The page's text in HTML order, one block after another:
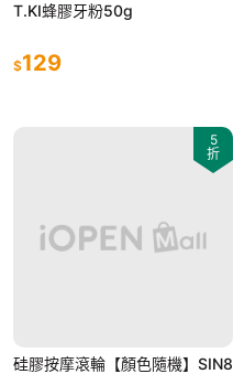
T.KI蜂膠牙粉50g
$129
5
折
硅膠按摩滾輪【顏色隨機】SIN8